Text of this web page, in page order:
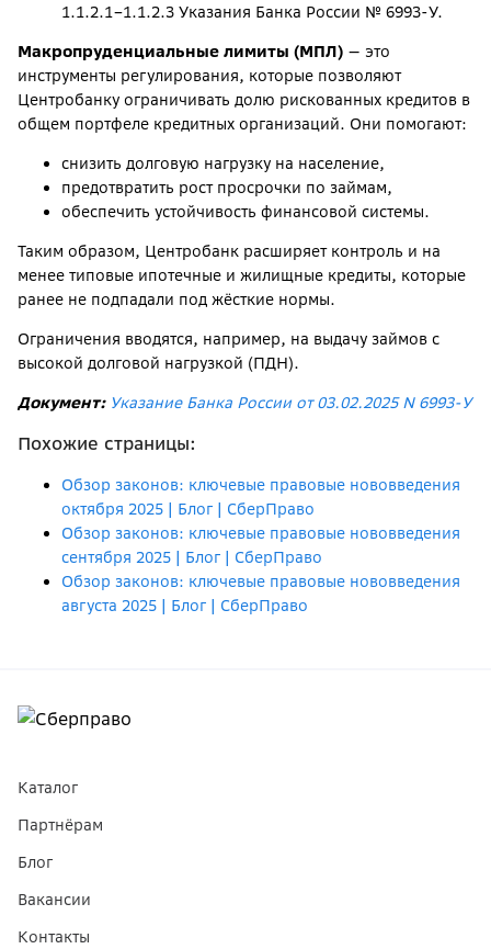
1.1.2.1–1.1.2.3 Указания Банка России № 6993-У.
Макропруденциальные лимиты (МПЛ) — это
инструменты регулирования, которые позволяют
Центробанку ограничивать долю рискованных кредитов в
общем портфеле кредитных организаций. Они помогают:
снизить долговую нагрузку на население,
предотвратить рост просрочки по займам,
обеспечить устойчивость финансовой системы.
Таким образом, Центробанк расширяет контроль и на
менее типовые ипотечные и жилищные кредиты, которые
ранее не подпадали под жёсткие нормы.
Ограничения вводятся, например, на выдачу займов с
высокой долговой нагрузкой (ПДН).
Документ: Указание Банка России от 03.02.2025 N 6993-У
Похожие страницы:
Обзор законов: ключевые правовые нововведения
октября 2025 | Блог | СберПраво
Обзор законов: ключевые правовые нововведения
сентября 2025 | Блог | СберПраво
Обзор законов: ключевые правовые нововведения
августа 2025 | Блог | СберПраво
Каталог
Партнёрам
Блог
Вакансии
Контакты